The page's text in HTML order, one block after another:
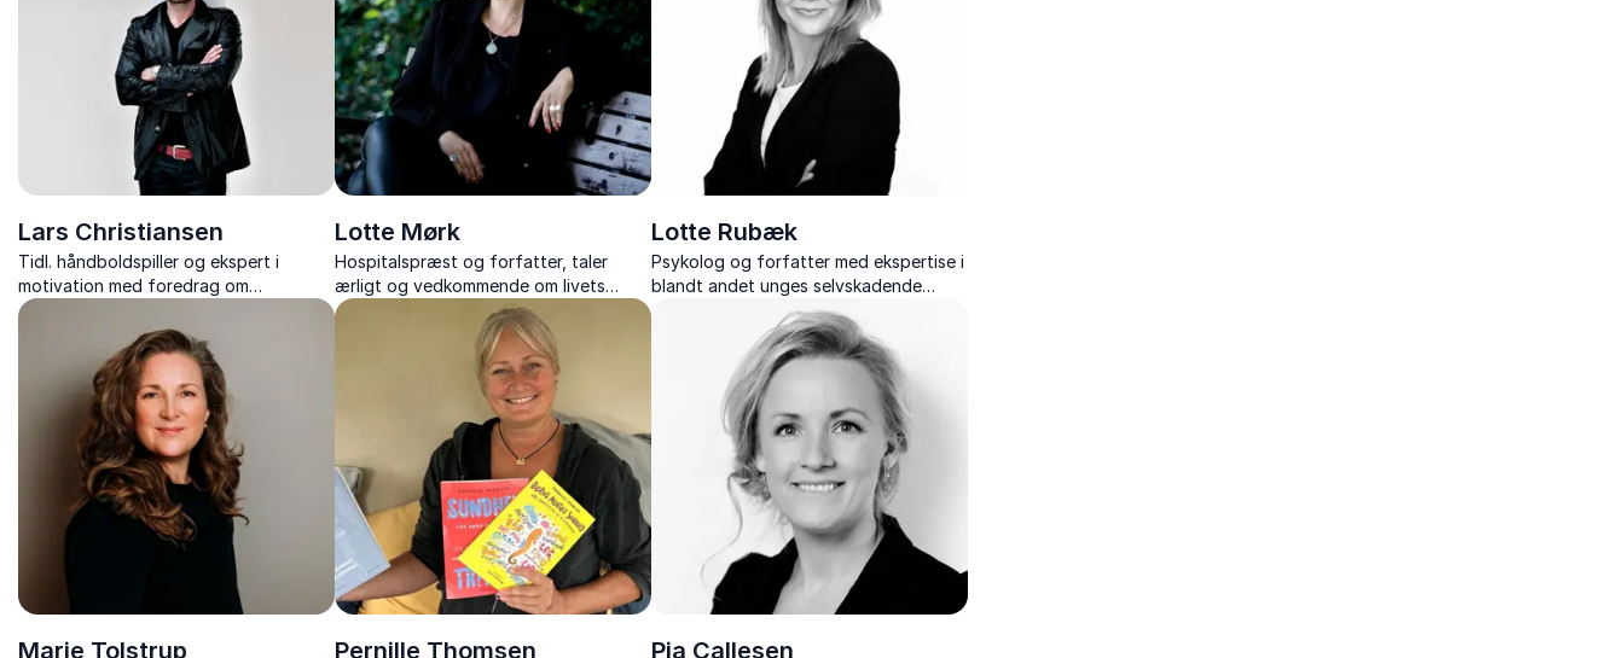
Lars Christiansen
Tidl. håndboldspiller og ekspert i
motivation med foredrag om
motivation, samarbejde og livets sejre
Lotte Mørk
Hospitalspræst og forfatter, taler
ærligt og vedkommende om livets
skrøbelighed, døden, og hvordan vi
kan leve med det, vi ikke kan fixe.
Lotte Rubæk
Psykolog og forfatter med ekspertise i
blandt andet unges selvskadende
adfærd og digitale risikoadfærd
Marie Tolstrup Pernille Thomsen Pia Callesen